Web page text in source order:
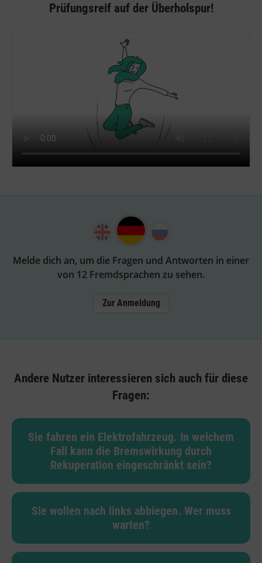
Prüfungsreif auf der Überholspur!
Melde dich an, um die Fragen und Antworten in einer
von 12 Fremdsprachen zu sehen.
Zur Anmeldung
Andere Nutzer interessieren sich auch für diese
Fragen:
Sie fahren ein Elektrofahrzeug. In welchem
Fall kann die Bremswirkung durch
Rekuperation eingeschränkt sein?
Sie wollen nach links abbiegen. Wer muss
warten?